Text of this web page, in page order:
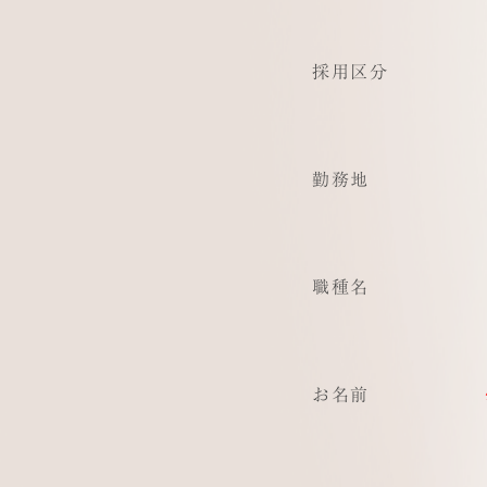
採用区分
勤務地
職種名
お名前